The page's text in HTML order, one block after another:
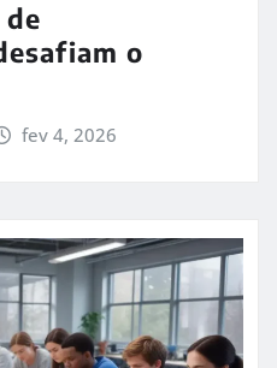
o
fev 4, 2026